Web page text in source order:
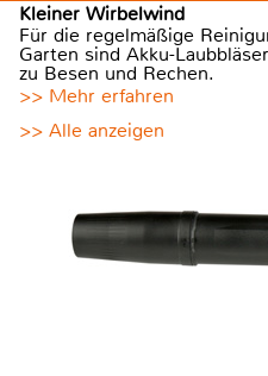
Kleiner Wirbelwind
Für die regelmäßige
Garten sind Akku-
zu Besen und Rechen.
>> Mehr erfahren
>> Alle anzeigen